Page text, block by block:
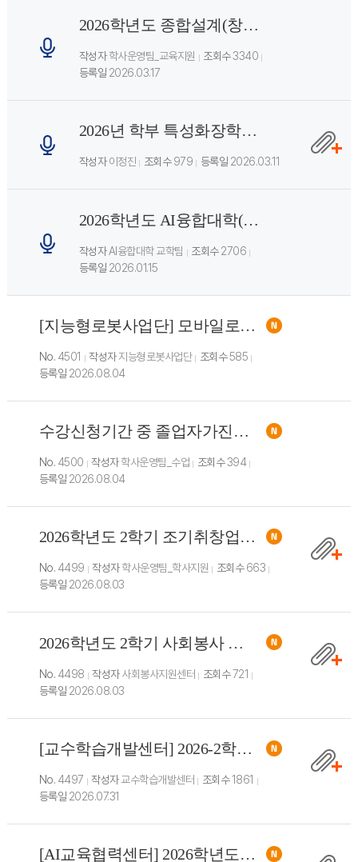
2026학년도 종합설계(창의작품형) 졸업작품지원비 변경 안내
작성자 학사운영팀_교육지원 조회수3340
등록일 2026.03.17
2026년 학부 특성화장학금 신청 안내(신청 기간 12.1~12.11)
작성자 이정진 조회수 979 등록일 2026.03.11
2026학년도 AI융합대학(컴퓨터공학부,게임공학과,인공지능학과) 교육과정 개편 안내
작성자AI융합대학 교학팀 조회수2706
등록일 2026.01.15
[지능형로봇사업단] 모바일로봇의이해 수강 안내
No. 4501 작성자지능형로봇사업단 조회수585
등록일 2026.08.04
수강신청기간 중 졸업자가진단 확인 불가시간 운영안내
No. 4500 작성자학사운영팀_수업 조회수394
등록일 2026.08.04
2026학년도 2학기 조기취창업 신청 및 전공 SDU 신청 안내
No. 4499 작성자학사운영팀_학사지원 조회수 663
등록일 2026.08.03
2026학년도 2학기 사회봉사 교과목 수강신청 안내
No. 4498 작성자사회봉사지원센터 조회수721
등록일 2026.08.03
[교수학습개발센터] 2026-2학기 K-MOOC 공개강좌 수강 안내
No. 4497 작성자교수학습개발센터 조회수1861
등록일 2026.07.31
[AI교육협력센터] 2026학년도 2학기 교양필수(프로그래밍언어) 수강신청 안내